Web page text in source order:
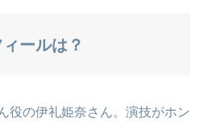
ールは？
役の伊礼姫奈さん。演技がホン